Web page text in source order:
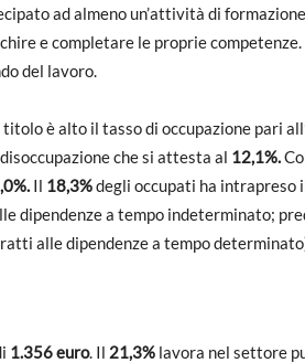
ad almeno un’attività di
e completare le proprie
del lavoro.
è alto il tasso di occupazione pari
che si attesta al 12,1%.
Il 18,3%degli occupati ha intrapreso
dipendenze a tempo indeterminato;
alle dipendenze a tempo
1.356 euro. Il 21,3% lavora nel settore